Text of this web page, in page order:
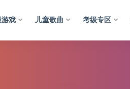
游戏 儿童歌曲 考级专区